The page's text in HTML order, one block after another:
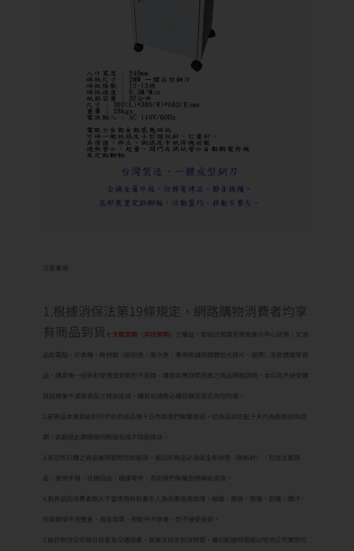
注意事項:
1.根據消保法第19條規定，網路購物消費者均享
有商品到貨 七天鑑賞期（非試用期） 之權益。如欲試用請至原廠展示中心試用；3C商
品如電腦、印表機、耗材類（碳粉匣、墨水匣、專用紙儲存媒體如光碟片、磁帶）及軟體類等商
品，購買後一經拆封使用或安裝恕不退換，購買前應詳閱原廠之商品規格說明，本公司不接受購
買試用後不滿意商品之理由退貨。購買前請務必確認機型是否為您所需！
2.若商品本身瑕疵則可於收到貨品後十日內與我們聯繫換貨。從商品收訖起十天內為退換貨保證
期，若超過此期間視同驗收完成不得退換貨。
3.若您所訂購之商品無問題而您欲退貨，退回的商品必須是全新狀態（無拆封），包括主要商
品、使用手冊、註冊回函、週邊零件，否則我們有權拒絕接收退貨。
4.若商品因消費者個人不當使用拆卸產生人為因素造成故障、損毀、磨損、擦傷、刮傷、髒汙、
包裝破損不完整者，或是發票、附配件不齊者，恕不接受退貨。
5.由於物流公司每日貨量及交通因素，故無法指定到貨時間，確切配達時間皆以物流公司實際可